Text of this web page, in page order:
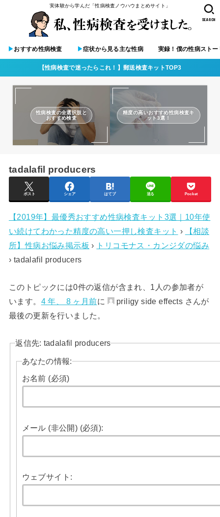
実体験から学んだ「性病検査ノウハウまとめサイト」
▶︎おすすめ性病検査 ▶︎症状から見る主な性病 実録！僕の性病ストー
SEARCH
【性病検査で迷ったらこれ！】郵送検査キットTOP3
性病検査の全選択肢と
おすすめ検査
精度の高いおすすめ性病検査キ
ット3選！
tadalafil producers
ポスト シェア はてブ 送る Pocket
【2019年】最優秀おすすめ性病検査キット3選｜10年使
い続けてわかった精度の高い一押し検査キット ›
【相談
所】性病お悩み掲示板 ›
トリコモナス・カンジダの悩み
› tadalafil producers
このトピックには0件の返信が含まれ、1人の参加者が
います。 4 年、 8 ヶ月前に
priligy side effects さんが
最後の更新を行いました。
返信先: tadalafil producers
あなたの情報:
お名前 (必須)
メール (非公開) (必須):
ウェブサイト: